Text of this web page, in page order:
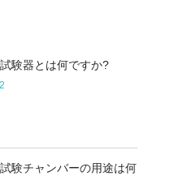
験器とは何ですか?
験チャンバーの用途は何